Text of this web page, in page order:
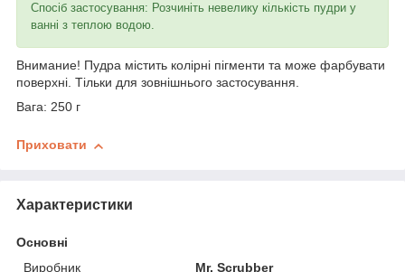
Спосіб застосування: Розчиніть невелику кількість пудри у
ванні з теплою водою.
Внимание! Пудра містить колірні пігменти та може фарбувати
поверхні. Тільки для зовнішнього застосування.
Вага: 250 г
Приховати
Характеристики
Основні
Виробник
Mr. Scrubber